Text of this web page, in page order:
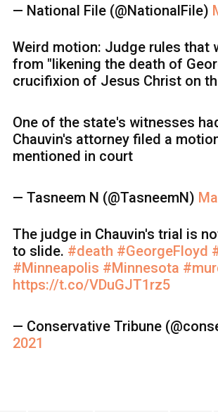
— National File (@NationalFile)
Weird motion: Judge rules that
from "likening the death of
crucifixion of Jesus Christ on
One of the state's witnesses
Chauvin's attorney filed a
mentioned in court
— Tasneem N (@TasneemN)
The judge in Chauvin's trial is
to slide. #death #GeorgeFloyd
#Minneapolis #Minnesota
https://t.co/VDuGJT1rz5
— Conservative Tribune
2021